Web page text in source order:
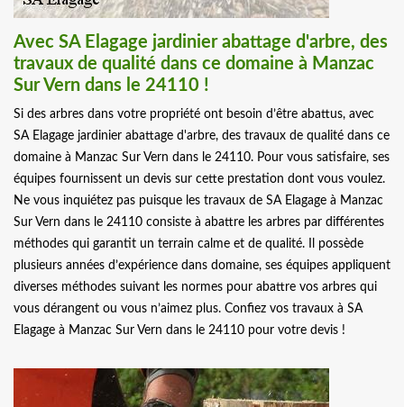
Avec SA Elagage jardinier abattage d'arbre, des
travaux de qualité dans ce domaine à Manzac
Sur Vern dans le 24110 !
Si des arbres dans votre propriété ont besoin d’être abattus, avec
SA Elagage jardinier abattage d'arbre, des travaux de qualité dans ce
domaine à Manzac Sur Vern dans le 24110. Pour vous satisfaire, ses
équipes fournissent un devis sur cette prestation dont vous voulez.
Ne vous inquiétez pas puisque les travaux de SA Elagage à Manzac
Sur Vern dans le 24110 consiste à abattre les arbres par différentes
méthodes qui garantit un terrain calme et de qualité. Il possède
plusieurs années d’expérience dans domaine, ses équipes appliquent
diverses méthodes suivant les normes pour abattre vos arbres qui
vous dérangent ou vous n’aimez plus. Confiez vos travaux à SA
Elagage à Manzac Sur Vern dans le 24110 pour votre devis !